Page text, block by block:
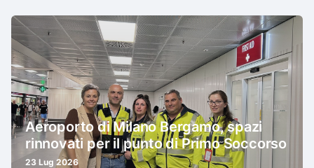
Aeroporto di Milano Bergamo, spazi
rinnovati per il punto di Primo Soccorso
23 Lug 2026